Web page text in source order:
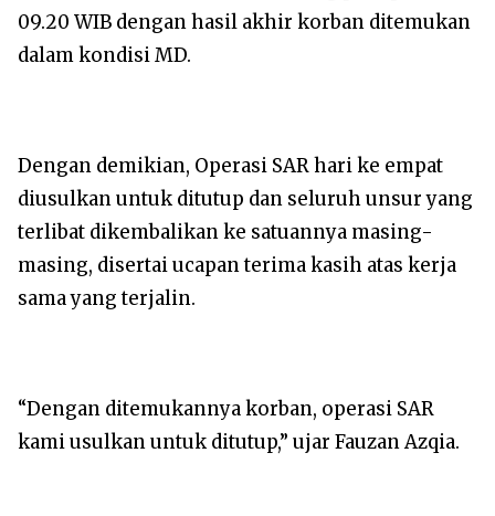
09.20 WIB dengan hasil akhir korban ditemukan
dalam kondisi MD.
Dengan demikian, Operasi SAR hari ke empat
diusulkan untuk ditutup dan seluruh unsur yang
terlibat dikembalikan ke satuannya masing-
masing, disertai ucapan terima kasih atas kerja
sama yang terjalin.
“Dengan ditemukannya korban, operasi SAR
kami usulkan untuk ditutup,” ujar Fauzan Azqia.